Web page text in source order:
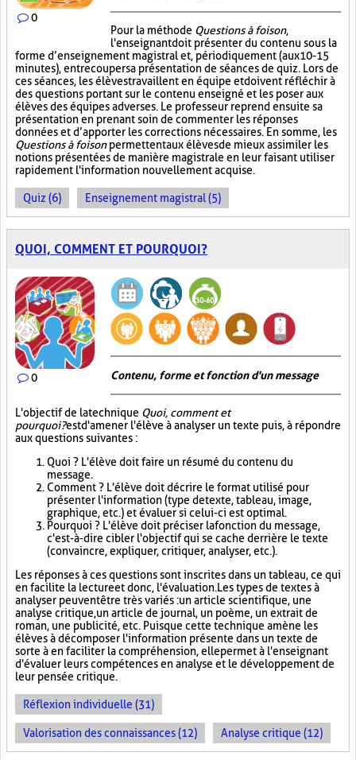
0
Pour la méthode Questions à foison,
l'enseignant doit présenter du contenu sous la
forme d’enseignement magistral et, périodiquement (aux 10-15
minutes), entrecouper sa présentation de séances de quiz. Lors de
ces séances, les élèves travaillent en équipe et doivent réfléchir à
des questions portant sur le contenu enseigné et les poser aux
élèves des équipes adverses. Le professeur reprend ensuite sa
présentation en prenant soin de commenter les réponses
données et d’apporter les corrections nécessaires. En somme, les
Questions à foisonpermettent aux élèves de mieux assimiler les
notions présentées de manière magistrale en leur faisant utiliser
rapidement l'information nouvellement acquise.
Quiz (6) Enseignement magistral (5)
QUOI, COMMENT ET POURQUOI?
0 Contenu, forme et fonction d'un message
L'objectif de la technique Quoi, comment et
pourquoi?est d'amener l'élève à analyser un texte puis, à répondre
aux questions suivantes :
Quoi ? L'élève doit faire un résumé du contenu du
message.
Comment ? L'élève doit décrire le format utilisé pour
présenter l'information (type de texte, tableau, image,
graphique, etc.) et évaluer si celui-ci est optimal.
Pourquoi ? L'élève doit préciser la fonction du message,
c'est-à-dire cibler l'objectif qui se cache derrière le texte
(convaincre, expliquer, critiquer, analyser, etc.).
Les réponses à ces questions sont inscrites dans un tableau, ce qui
en facilite la lecture et donc, l'évaluation. Les types de textes à
analyser peuvent être très variés : un article scientifique, une
analyse critique, un article de journal, un poème, un extrait de
roman, une publicité, etc. Puisque cette technique amène les
élèves à décomposer l'information présente dans un texte de
sorte à en faciliter la compréhension, elle permet à l'enseignant
d'évaluer leurs compétences en analyse et le développement de
leur pensée critique.
Réflexion individuelle (31)
Valorisation des connaissances (12) Analyse critique (12)